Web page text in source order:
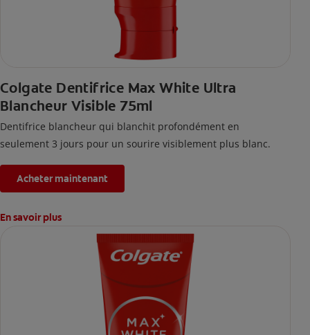
Colgate Dentifrice Max White Ultra
Blancheur Visible 75ml
Dentifrice blancheur qui blanchit profondément en
seulement 3 jours pour un sourire visiblement plus blanc.
Acheter maintenant
En savoir plus